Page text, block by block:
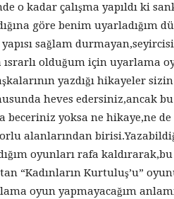
o kadar çalışma yapıldı ki
göre benim uyarladığım
sağlam
ısrarlı olduğum için uyarlama
yazdığı hikayeler
heves edersiniz,ancak
beceriniz yoksa ne hikaye,ne
alanlarından
oyunları rafa
“Kadınların Kurtuluş’u”
oyun yapmayacağım